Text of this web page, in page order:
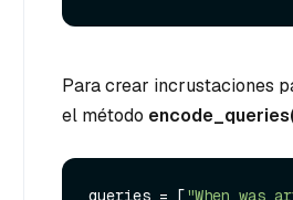
Para crear incrustaciones
el método
queries = ["When